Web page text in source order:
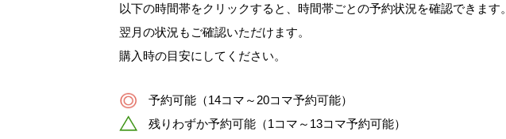
以下の時間帯をクリックすると、時間帯ごとの予約状況を確認できます。
翌月の状況もご確認いただけます。
購入時の目安にしてください。
予約可能（14コマ～20コマ予約可能）
残りわずか予約可能（1コマ～13コマ予約可能）